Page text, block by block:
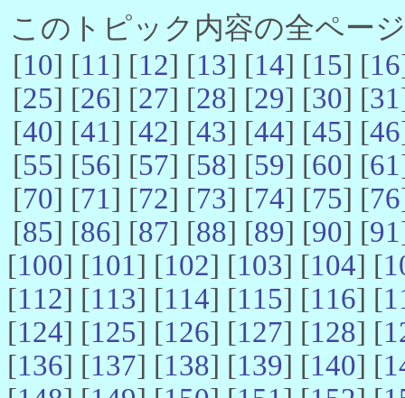
このトピック内容の全ペー
[10] [11] [12] [13] [14] [15] [16
[25] [26] [27] [28] [29] [30] [31
[40] [41] [42] [43] [44] [45] [46
[55] [56] [57] [58] [59] [60] [61
[70] [71] [72] [73] [74] [75] [76
[85] [86] [87] [88] [89] [90] [91
[100] [101] [102] [103] [104] [
[112] [113] [114] [115] [116] [
[124] [125] [126] [127] [128] [
[136] [137] [138] [139] [140] [